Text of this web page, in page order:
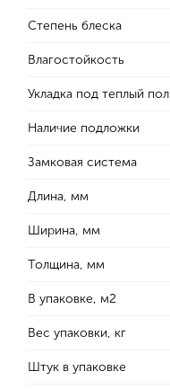
Степень блеска
Влагостойкость
Укладка под теплый пол
Наличие подложки
Замковая система
Длина, мм
Ширина, мм
Толщина, мм
В упаковке, м2
Вес упаковки, кг
Штук в упаковке